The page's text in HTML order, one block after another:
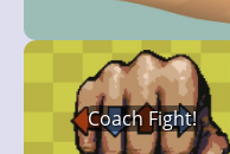
Coach Fight!